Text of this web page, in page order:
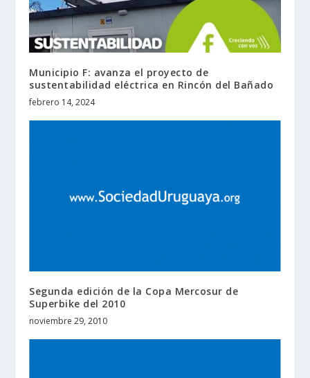
Municipio F: avanza el proyecto de
sustentabilidad eléctrica en Rincón del Bañado
febrero 14, 2024
Segunda edición de la Copa Mercosur de
Superbike del 2010
noviembre 29, 2010